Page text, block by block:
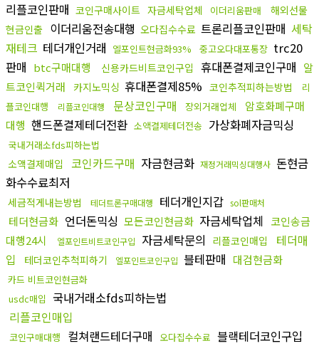
리플코인판매 코인구매사이트 자금세탁업체 이더리움판매
해외선물
현금인출 이더리움전송대행 오다집수수료 트론리플코인판매 세탁
재테크 테더개인거래 엘포인트현금화93% 중고오다대포통장 trc20
판매 btc구매대행 신용카드비트코인구입 휴대폰결제코인구매 알
트코인퀵거래
카지노믹싱 휴대폰결제85% 코인추적피하는방법
리
플코인대행
리플코인대행 문상코인구매 장외거래업체
암호화폐구매
대행 핸드폰결제테더전환 소액결제테더전송 가상화폐자금믹싱
국내거래소fds피하는법
소액결제매입 코인카드구매 자금현금화 재정거래믹싱대행사 돈현금
화수수료최저
세금적게내는방법 테더트론구매대행 테더개인지갑 sol판매처
테더현금화 언더돈믹싱 모든코인현금화 자금세탁업체 코인송금
대행24시
엘포인트비트코인구입 자금세탁문의 리플코인매입
테더매
입
테더코인추척피하기 엘포인트코인구입 블테판매 대검현금화
카드 비트코인현금화
usdc매입 국내거래소fds피하는법
리플코인매입
코인구매대행 컬쳐랜드테더구매 오다집수수료 블랙테더코인구입